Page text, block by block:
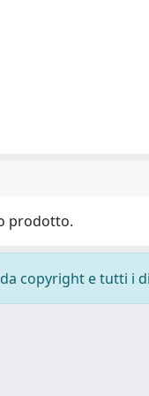
prodotto.
copyright e tutti i